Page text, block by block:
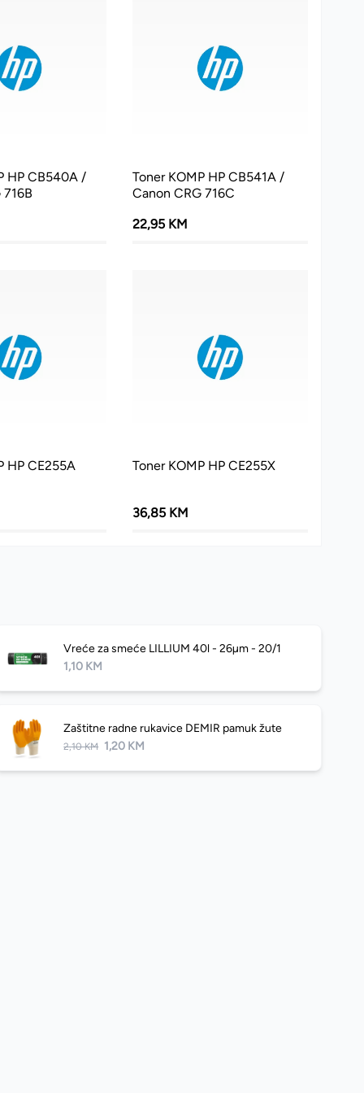
HP CB540A /
Toner KOMP HP CB541A /
Canon CRG 716C
22,95 KM
HP CE255A Toner KOMP HP CE255X
36,85 KM
Vreće za smeće LILLIUM 40l - 26µm - 20/1
1,10 KM
Zaštitne radne rukavice DEMIR pamuk žute
2,10 KM 1,20 KM